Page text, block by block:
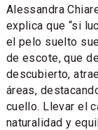
Alessandra
explica que “si
el pelo suelto
de escote, que
descubierto,
áreas,
cuello. Llevar el
naturalidad y